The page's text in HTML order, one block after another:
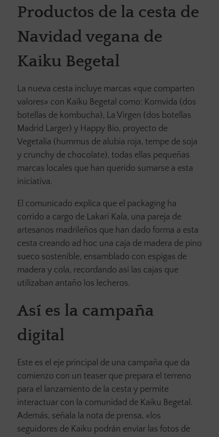
Productos de la cesta de
Navidad vegana de
Kaiku Begetal
La nueva cesta incluye marcas «que comparten
valores» con Kaiku Begetal como: Komvida (dos
botellas de kombucha), La Virgen (dos botellas
Madrid Larger) y Happy Bio, proyecto de
Vegetalia (hummus de alubia roja, tempe de soja
y crunchy de chocolate), todas ellas pequeñas
marcas locales que han querido sumarse a esta
iniciativa.
El comunicado explica que el packaging ha
corrido a cargo de Lakari Kala, una pareja de
artesanos madrileños que han dado forma a esta
cesta creando ad hoc una caja de madera de pino
sueco sostenible, ensamblado con espigas de
madera y cola, recordando así las cajas que
utilizaban antaño los lecheros.
Así es la campaña
digital
Este es el eje principal de una campaña que da
comienzo con un teaser que prepara el terreno
para el lanzamiento de la cesta y permite
interactuar con la comunidad de Kaiku Begetal.
Además, señala la nota de prensa, «los
seguidores de Kaiku podrán enviar las fotos de